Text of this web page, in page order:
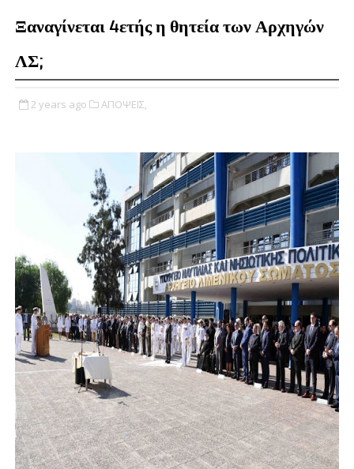
Ξαναγίνεται 4ετής η θητεία των Αρχηγών
ΛΣ;
2 years ago ΑΠΟΨΕΙΣ,